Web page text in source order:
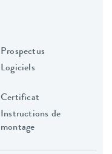
Prospectus
Logiciels
Certificat
Instructions de
montage